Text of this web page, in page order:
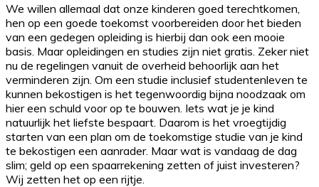
We willen allemaal dat onze kinderen goed terechtkomen,
hen op een goede toekomst voorbereiden door het bieden
van een gedegen opleiding is hierbij dan ook een mooie
basis. Maar opleidingen en studies zijn niet gratis. Zeker niet
nu de regelingen vanuit de overheid behoorlijk aan het
verminderen zijn. Om een studie inclusief studentenleven te
kunnen bekostigen is het tegenwoordig bijna noodzaak om
hier een schuld voor op te bouwen. Iets wat je je kind
natuurlijk het liefste bespaart. Daarom is het vroegtijdig
starten van een plan om de toekomstige studie van je kind
te bekostigen een aanrader. Maar wat is vandaag de dag
slim; geld op een spaarrekening zetten of juist investeren?
Wij zetten het op een rijtje.